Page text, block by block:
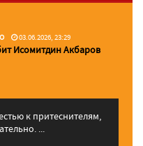
03.06.2026, 23:29
Исомитдин Акбаров
к притеснителям,
...